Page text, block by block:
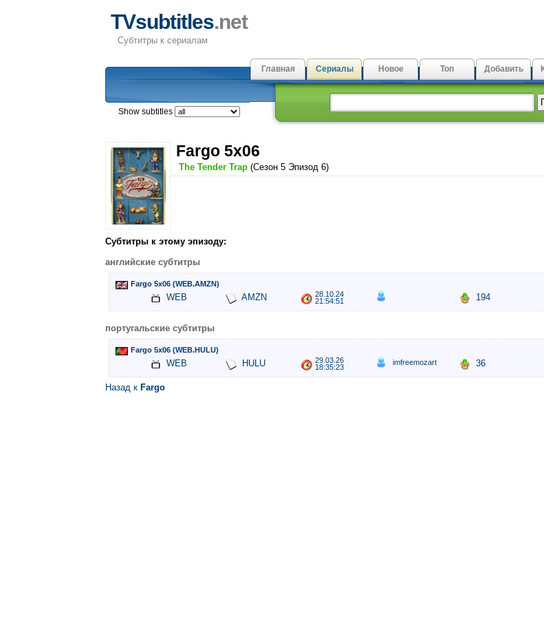
TVsubtitles.net
Субтитры к сериалам
Главная Сериалы Новое Топ Добавить
Show subtitles
Fargo 5x06
The Tender Trap (Сезон 5 Эпизод 6)
Субтитры к этому эпизоду:
английские субтитры
Fargo 5x06 (WEB.AMZN)
WEB AMZN
28.10.24
21:54:51
194
португальские субтитры
Fargo 5x06 (WEB.HULU)
WEB HULU
29.03.26
18:35:23
imfreemozart 36
Назад к Fargo